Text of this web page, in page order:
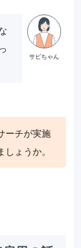
ーチが実施
ょうか。